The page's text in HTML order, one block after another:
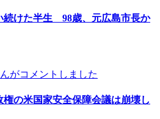
続けた半生 98歳、元広島市長か
がコメントしました
の米国家安全保障会議は崩壊し